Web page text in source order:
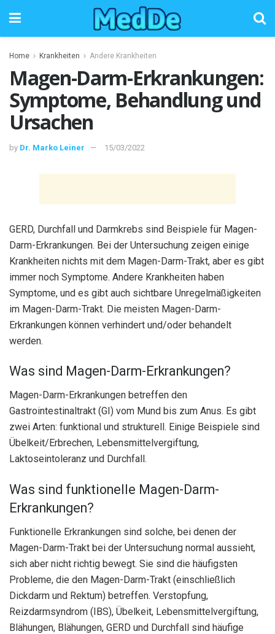
Home Krankheiten Andere Krankheiten
Magen-Darm-Erkrankungen:
Symptome, Behandlung und
Ursachen
by Dr. Marko Leiner 15/03/2022
GERD, Durchfall und Darmkrebs sind Beispiele für Magen-
Darm-Erkrankungen. Bei der Untersuchung zeigen einige
Krankheiten nichts mit dem Magen-Darm-Trakt, aber es gibt
immer noch Symptome. Andere Krankheiten haben
Symptome, und es gibt auch sichtbare Unregelmäßigkeiten
im Magen-Darm-Trakt. Die meisten Magen-Darm-
Erkrankungen können verhindert und/oder behandelt
werden.
Was sind Magen-Darm-Erkrankungen?
Magen-Darm-Erkrankungen betreffen den
Gastrointestinaltrakt (GI) vom Mund bis zum Anus. Es gibt
zwei Arten: funktional und strukturell. Einige Beispiele sind
Übelkeit/Erbrechen, Lebensmittelvergiftung,
Laktoseintoleranz und Durchfall.
Was sind funktionelle Magen-Darm-
Erkrankungen?
Funktionelle Erkrankungen sind solche, bei denen der
Magen-Darm-Trakt bei der Untersuchung normal aussieht,
sich aber nicht richtig bewegt. Sie sind die häufigsten
Probleme, die den Magen-Darm-Trakt (einschließlich
Dickdarm und Rektum) betreffen. Verstopfung,
Reizdarmsyndrom (IBS), Übelkeit, Lebensmittelvergiftung,
Blähungen, Blähungen, GERD und Durchfall sind häufige